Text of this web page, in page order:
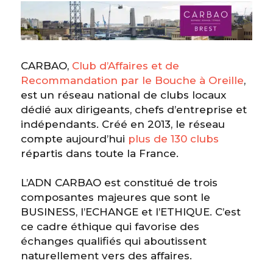
CARBAO, Club d’Affaires et de
Recommandation par le Bouche à Oreille,
est un réseau national de clubs locaux
dédié aux dirigeants, chefs d’entreprise et
indépendants. Créé en 2013, le réseau
compte aujourd’hui plus de 130 clubs
répartis dans toute la France.
L’ADN CARBAO est constitué de trois
composantes majeures que sont le
BUSINESS, l’ECHANGE et l’ETHIQUE. C’est
ce cadre éthique qui favorise des
échanges qualifiés qui aboutissent
naturellement vers des affaires.